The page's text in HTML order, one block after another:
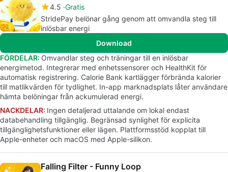
4.5 Gratis
StridePay belönar gång genom att omvandla steg till
inlösbar energi
Download
FÖRDELAR: Omvandlar steg och träningar till en inlösbar
energimetod. Integrerar med enhetssensorer och HealthKit för
automatisk registrering. Calorie Bank kartlägger förbrända kalorier
till matlikvärden för tydlighet. In-app marknadsplats låter användare
hämta belöningar från ackumulerad energi.
NACKDELAR: Ingen detaljerad uttalande om lokal endast
databehandling tillgänglig. Begränsad synlighet för explicita
tillgänglighetsfunktioner eller lägen. Plattformsstöd kopplat till
Apple-enheter och macOS med Apple-silikon.
Falling Filter - Funny Loop